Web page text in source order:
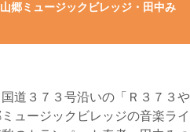
ュージックビレッジ・田中み
道３７３号沿いの「Ｒ３７３や
ュージックビレッジの音楽ライ